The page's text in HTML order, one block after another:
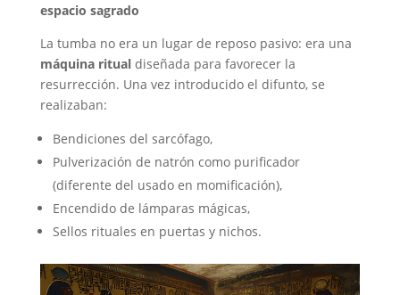
espacio sagrado
La tumba no era un lugar de reposo pasivo: era una
máquina ritualdiseñada para favorecer la
resurrección. Una vez introducido el difunto, se
realizaban:
Bendiciones del sarcófago,
Pulverización de natrón como purificador
(diferente del usado en momificación),
Encendido de lámparas mágicas,
Sellos rituales en puertas y nichos.